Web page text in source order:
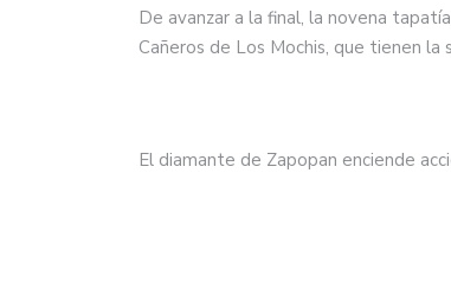
De avanzar a la final, la novena
Cañeros de Los Mochis, que tienen la
El diamante de Zapopan enciende